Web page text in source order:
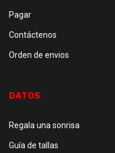
Pagar
Contáctenos
Orden de envios
DATOS
Regala una sonrisa
Guía de tallas